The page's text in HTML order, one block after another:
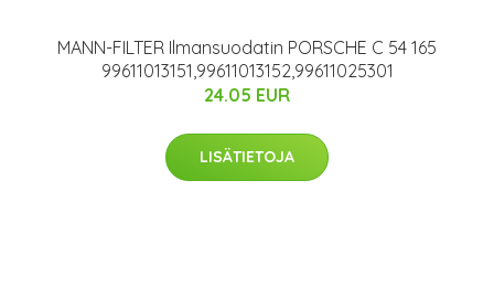
MANN-FILTER Ilmansuodatin PORSCHE C 54 165
99611013151,99611013152,99611025301
24.05 EUR
LISÄTIETOJA